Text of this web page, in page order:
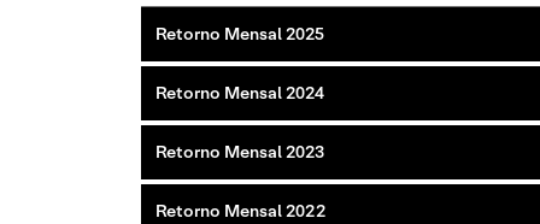
Retorno Mensal 2025
Retorno Mensal 2024
Retorno Mensal 2023
Retorno Mensal 2022